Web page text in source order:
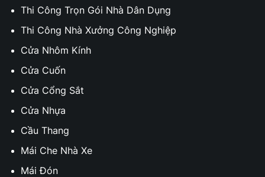
Thi Công Trọn Gói Nhà Dân Dụng
Thi Công Nhà Xưởng Công Nghiệp
Cửa Nhôm Kính
Cửa Cuốn
Cửa Cổng Sắt
Cửa Nhựa
Cầu Thang
Mái Che Nhà Xe
Mái Đón